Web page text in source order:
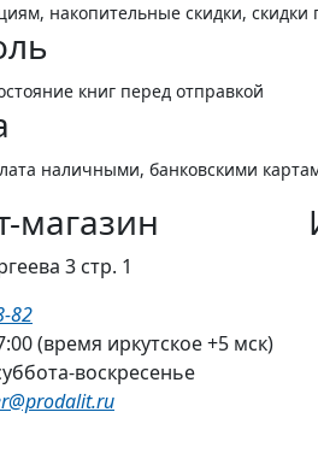
накопительные скидки,
книг перед отправкой
наличными, банковскими
магазин
3 стр. 1
82
(время иркутское +5 мск)
воскресенье